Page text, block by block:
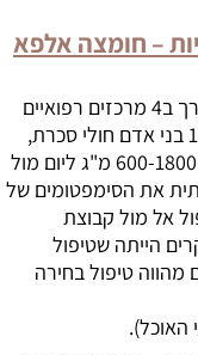
– חומצה אלפא
במחקר כפול סמיות מבוקר פלסבו, אשר נערך ב4 מרכזים רפואיים
בעולם (ישראל ורוסיה), אשר בו השתתפו 180 בני אדם חולי סכרת,
ניתנו מינונים של חומצה אלפא-ליפואית בין 600-1800 מ"ג ליום מול
משמעותית את הסימפטומים של
אל מול קבוצת
הייתה שטיפול
במינון 600 מ"ג ליום מהווה טיפול בחירה